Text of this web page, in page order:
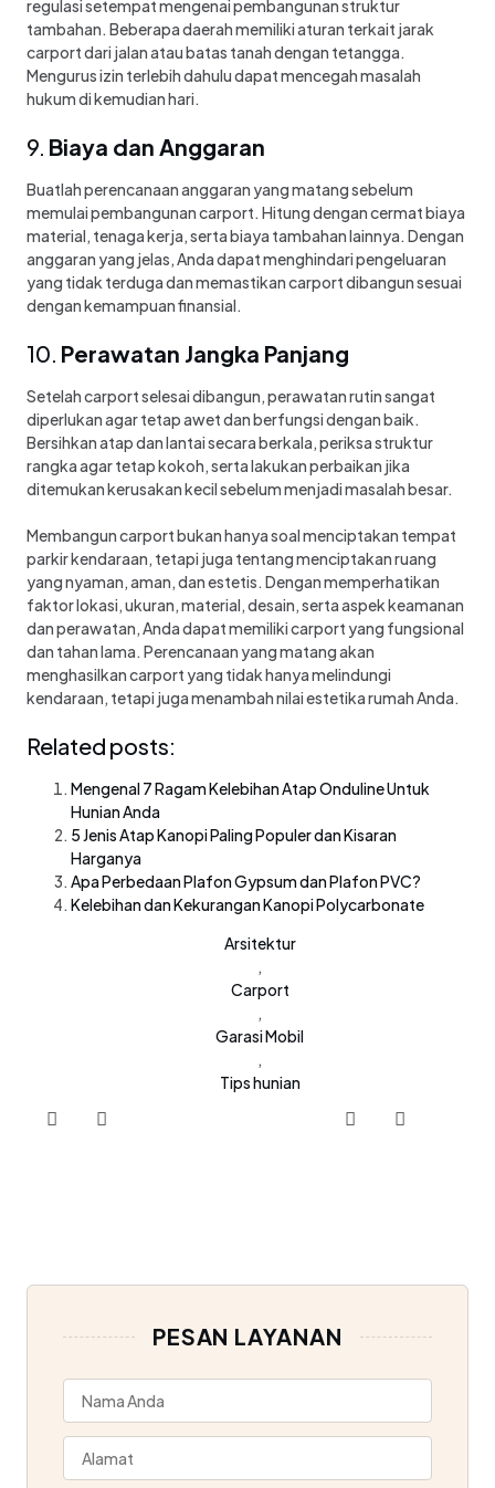
regulasi setempat mengenai pembangunan struktur
tambahan. Beberapa daerah memiliki aturan terkait jarak
carport dari jalan atau batas tanah dengan tetangga.
Mengurus izin terlebih dahulu dapat mencegah masalah
hukum di kemudian hari.
9. Biaya dan Anggaran
Buatlah perencanaan anggaran yang matang sebelum
memulai pembangunan carport. Hitung dengan cermat biaya
material, tenaga kerja, serta biaya tambahan lainnya. Dengan
anggaran yang jelas, Anda dapat menghindari pengeluaran
yang tidak terduga dan memastikan carport dibangun sesuai
dengan kemampuan finansial.
10. Perawatan Jangka Panjang
Setelah carport selesai dibangun, perawatan rutin sangat
diperlukan agar tetap awet dan berfungsi dengan baik.
Bersihkan atap dan lantai secara berkala, periksa struktur
rangka agar tetap kokoh, serta lakukan perbaikan jika
ditemukan kerusakan kecil sebelum menjadi masalah besar.
Membangun carport bukan hanya soal menciptakan tempat
parkir kendaraan, tetapi juga tentang menciptakan ruang
yang nyaman, aman, dan estetis. Dengan memperhatikan
faktor lokasi, ukuran, material, desain, serta aspek keamanan
dan perawatan, Anda dapat memiliki carport yang fungsional
dan tahan lama. Perencanaan yang matang akan
menghasilkan carport yang tidak hanya melindungi
kendaraan, tetapi juga menambah nilai estetika rumah Anda.
Related posts:
Mengenal 7 Ragam Kelebihan Atap Onduline Untuk
Hunian Anda
5 Jenis Atap Kanopi Paling Populer dan Kisaran
Harganya
Apa Perbedaan Plafon Gypsum dan Plafon PVC?
Kelebihan dan Kekurangan Kanopi Polycarbonate
Arsitektur
Carport
Garasi Mobil
Tips hunian
PESAN LAYANAN